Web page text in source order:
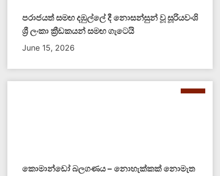
පරාජයත් සමඟ දඹුල්ලේ දී නොසන්සුන් වූ සූරියවංශි
ශ්‍රී ලංකා ක්‍රීඩකයන් සමඟ ගැටෙයි
June 15, 2026
කොමාන්ඩෝ බලගණය – නොහැක්කක් නොමැත​